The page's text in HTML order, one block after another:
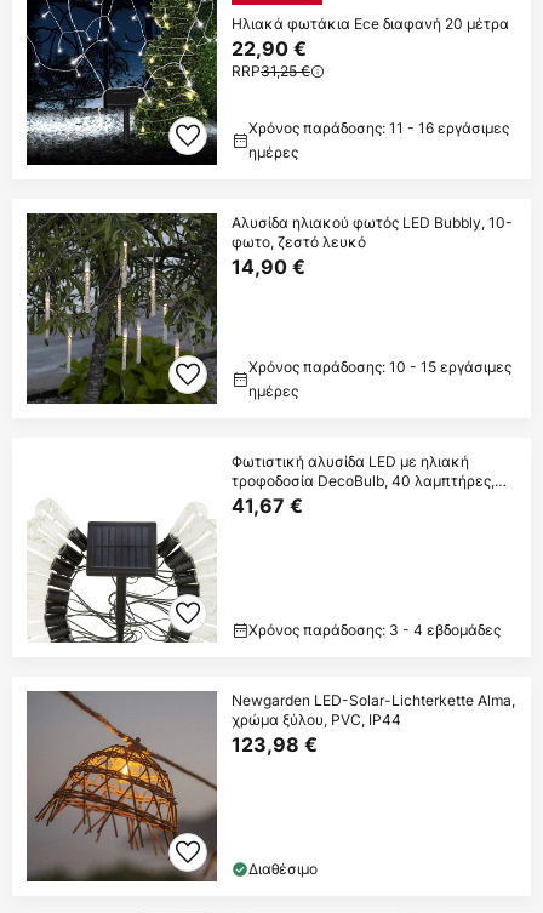
Ηλιακά φωτάκια Ece διαφανή 20 μέτρα
22,90 €
RRP31,25 €
Χρόνος παράδοσης: 11 - 16 εργάσιμες
ημέρες
Αλυσίδα ηλιακού φωτός LED Bubbly, 10-
φωτο, ζεστό λευκό
14,90 €
Χρόνος παράδοσης: 10 - 15 εργάσιμες
ημέρες
Φωτιστική αλυσίδα LED με ηλιακή
τροφοδοσία DecoBulb, 40 λαμπτήρες,
διαφανής,
41,67 €
Χρόνος παράδοσης: 3 - 4 εβδομάδες
Newgarden LED-Solar-Lichterkette Alma,
χρώμα ξύλου, PVC, IP44
123,98 €
Διαθέσιμο